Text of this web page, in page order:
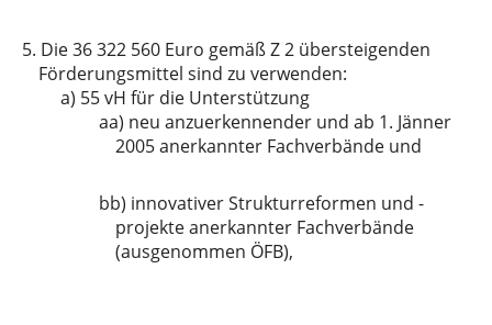
5. Die 36 322 560 Euro gemäß Z 2 übersteigenden
Förderungsmittel sind zu verwenden:
a) 55 vH für die Unterstützung
aa) neu anzuerkennender und ab 1. Jänner
2005 anerkannter Fachverbände und
bb) innovativer Strukturreformen und -
projekte anerkannter Fachverbände
(ausgenommen ÖFB),